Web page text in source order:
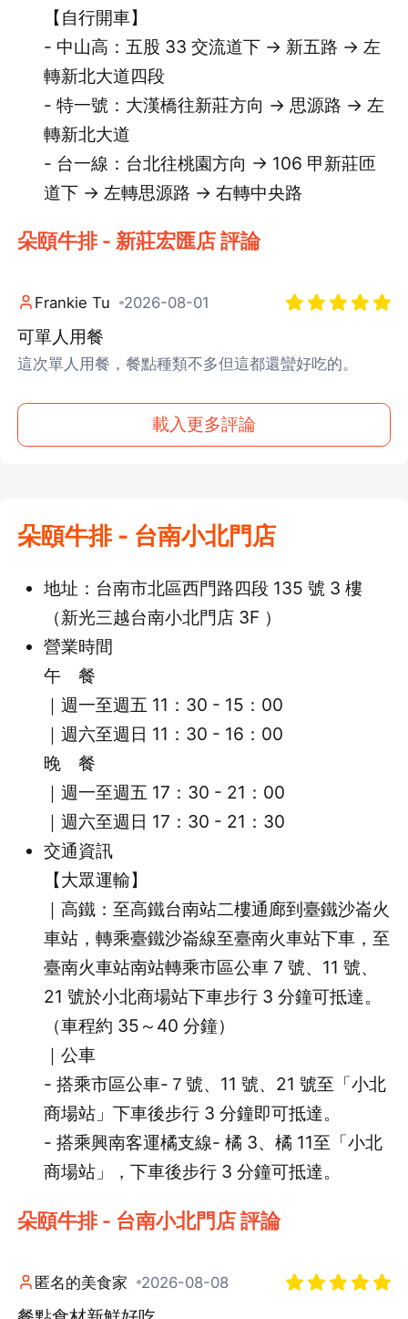
【自行開車】
- 中山高：五股 33 交流道下 → 新五路 → 左
轉新北大道四段
- 特一號：大漢橋往新莊方向 → 思源路 → 左
轉新北大道
- 台一線：台北往桃園方向 → 106 甲新莊匝
道下 → 左轉思源路 → 右轉中央路
朵頤牛排 - 新莊宏匯店 評論
Frankie Tu 2026-08-01
可單人用餐
這次單人用餐，餐點種類不多但這都還蠻好吃的。
載入更多評論
朵頤牛排 - 台南小北門店
地址：台南市北區西門路四段 135 號 3 樓
（新光三越台南小北門店 3F ）
營業時間
午 餐
｜週一至週五 11：30 - 15：00
｜週六至週日 11：30 - 16：00
晚 餐
｜週一至週五 17：30 - 21：00
｜週六至週日 17：30 - 21：30
交通資訊
【大眾運輸】
｜高鐵：至高鐵台南站二樓通廊到臺鐵沙崙火
車站，轉乘臺鐵沙崙線至臺南火車站下車，至
臺南火車站南站轉乘市區公車 7 號、11 號、
21 號於小北商場站下車步行 3 分鐘可抵達。
（車程約 35～40 分鐘）
｜公車
- 搭乘市區公車-７號、11 號、21 號至「小北
商場站」下車後步行 3 分鐘即可抵達。
- 搭乘興南客運橘支線- 橘 3、橘 11至「小北
商場站」，下車後步行 3 分鐘可抵達。
朵頤牛排 - 台南小北門店 評論
匿名的美食家 2026-08-08